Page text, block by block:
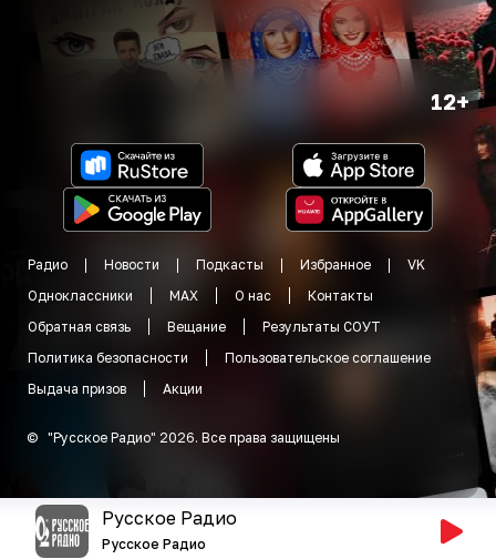
12+
Радио Новости Подкасты Избранное
VK
Одноклассники
MAX О нас
Контакты
Обратная связь
Вещание
Результаты СОУТ
Политика безопасности
Пользовательское соглашение
Выдача призов
Акции
© "Русское Радио" 2026. Все права защищены
Русское Радио
Русское Радио